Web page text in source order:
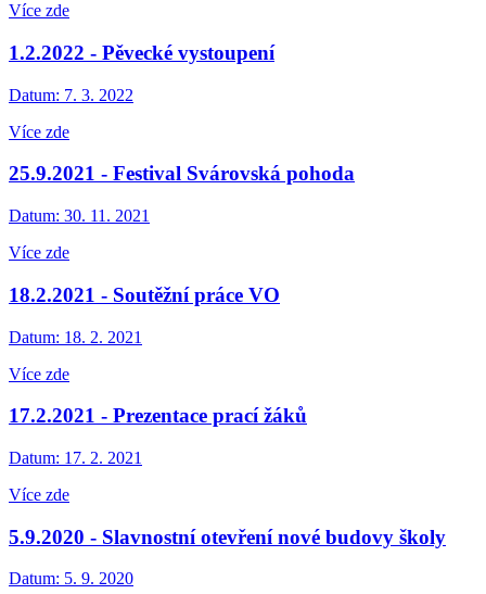
Více zde
1.2.2022 - Pěvecké vystoupení
Datum: 7. 3. 2022
Více zde
25.9.2021 - Festival Svárovská pohoda
Datum: 30. 11. 2021
Více zde
18.2.2021 - Soutěžní práce VO
Datum: 18. 2. 2021
Více zde
17.2.2021 - Prezentace prací žáků
Datum: 17. 2. 2021
Více zde
5.9.2020 - Slavnostní otevření nové budovy školy
Datum: 5. 9. 2020